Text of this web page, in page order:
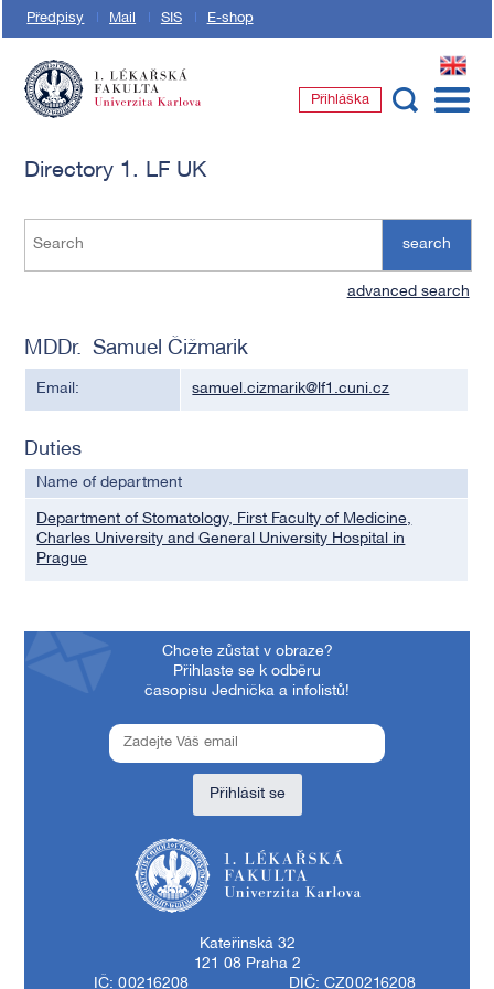
Předpisy Mail SIS E-shop
EN
Přihláška
Directory 1. LF UK
search
advanced search
MDDr. Samuel Čižmarik
Email: samuel.cizmarik@lf1.cuni.cz
Duties
Name of department
Department of Stomatology, First Faculty of Medicine,
Charles University and General University Hospital in
Prague
Chcete zůstat v obraze?
Přihlaste se k odběru
časopisu Jednička a infolistů!
Přihlásit se
Kateřinská 32
121 08 Praha 2
IČ: 00216208
DIČ: CZ00216208